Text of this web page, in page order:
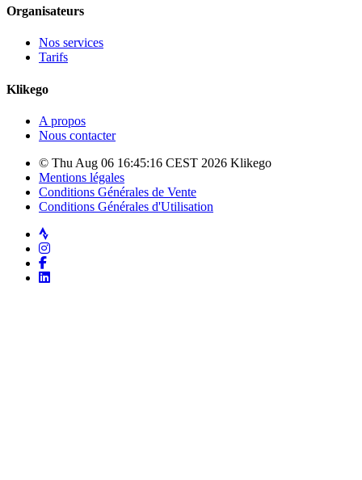
Organisateurs
Nos services
Tarifs
Klikego
A propos
Nous contacter
© Thu Aug 06 16:45:16 CEST 2026 Klikego
Mentions légales
Conditions Générales de Vente
Conditions Générales d'Utilisation
Strava
Instagram
Facebook
LinkedIn